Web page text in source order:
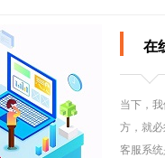
在
当下，
方，就
客服系